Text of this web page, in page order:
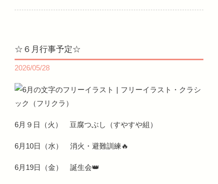
☆６月行事予定☆
2026/05/28
6月９日（火） 豆腐つぶし（すやすや組）
6月10日（水） 消火・避難訓練🔥
6月19日（金） 誕生会👑